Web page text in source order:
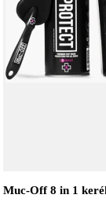
Muc-Off 8 in 1